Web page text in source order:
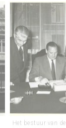
Het bestuur van